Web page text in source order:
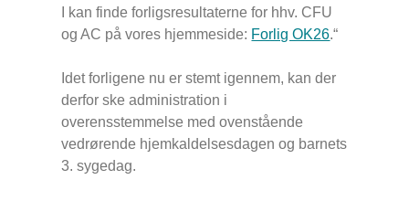
I kan finde forligsresultaterne for hhv. CFU
og AC på vores hjemmeside: Forlig OK26.“
Idet forligene nu er stemt igennem, kan der
derfor ske administration i
overensstemmelse med ovenstående
vedrørende hjemkaldelsesdagen og barnets
3. sygedag.